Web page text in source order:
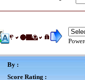
By :
Score Rating :